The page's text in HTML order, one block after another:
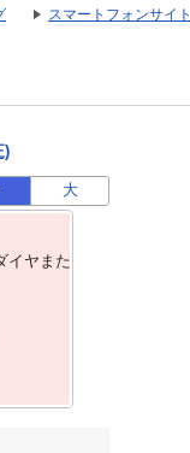
スマートフォンサイト
)
大
イヤまた